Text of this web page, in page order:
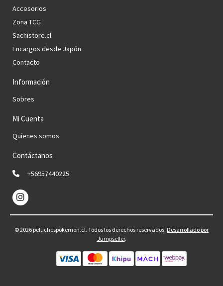
Accesorios
Zona TCG
Sachistore.cl
Encargos desde Japón
Contacto
Información
Sobres
Mi Cuenta
Quienes somos
Contáctanos
+56957440225
© 2026 peluchespokemon.cl. Todos los derechos reservados. Desarrollado por
Jumpseller.